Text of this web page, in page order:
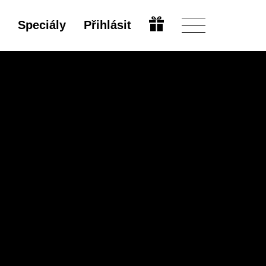
Speciály Přihlásit